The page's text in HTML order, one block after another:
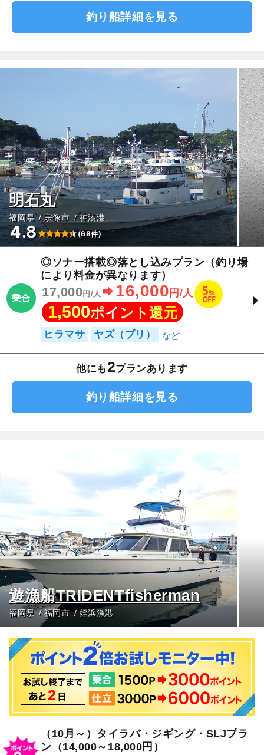
釣り船詳細を見る
明石丸
福岡県 宗像市 神湊港
4.8 (68件)
乗合
◎ソナー搭載◎落とし込みプラン（釣り場
により料金が異なります）
17,000 円/人 16,000 円/人 5%
OFF
1,500ポイント還元
ヒラマサ ヤズ（ブリ）
他にも2プランあります
釣り船詳細を見る
遊漁船TRIDENTfisherman
福岡県 福岡市 姪浜漁港
2 日
（10月～）タイラバ・ジギング・SLJプラ
ン（14,000～18,000円）